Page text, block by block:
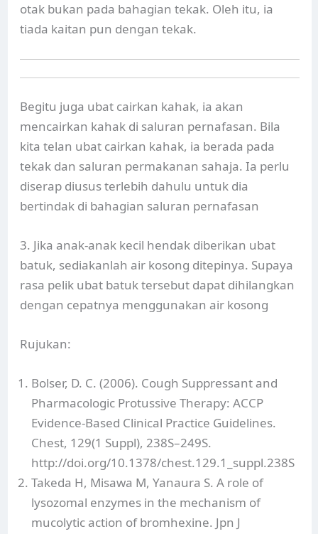
otak bukan pada bahagian tekak. Oleh itu, ia
tiada kaitan pun dengan tekak.
Begitu juga ubat cairkan kahak, ia akan
mencairkan kahak di saluran pernafasan. Bila
kita telan ubat cairkan kahak, ia berada pada
tekak dan saluran permakanan sahaja. Ia perlu
diserap diusus terlebih dahulu untuk dia
bertindak di bahagian saluran pernafasan
3. Jika anak-anak kecil hendak diberikan ubat
batuk, sediakanlah air kosong ditepinya. Supaya
rasa pelik ubat batuk tersebut dapat dihilangkan
dengan cepatnya menggunakan air kosong
Rujukan:
Bolser, D. C. (2006). Cough Suppressant and
Pharmacologic Protussive Therapy: ACCP
Evidence-Based Clinical Practice Guidelines.
Chest, 129(1 Suppl), 238S–249S.
http://doi.org/10.1378/chest.129.1_suppl.238S
Takeda H, Misawa M, Yanaura S. A role of
lysozomal enzymes in the mechanism of
mucolytic action of bromhexine. Jpn J